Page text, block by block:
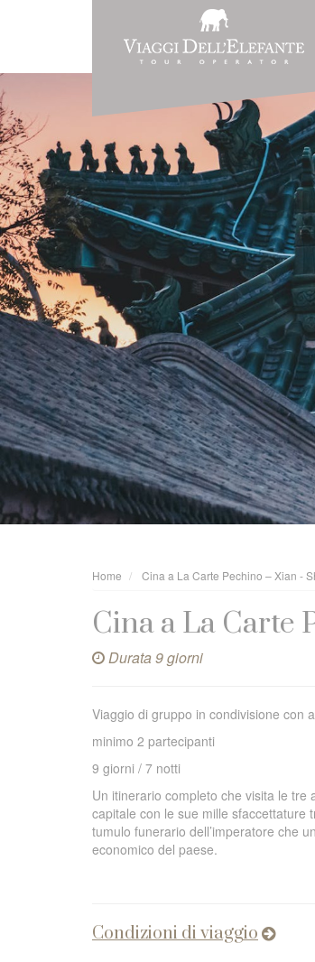
Home Cina a La Carte Pechino – Xian -
Cina a La Carte
Durata 9 giorni
Viaggio di gruppo in condivisione con
minimo 2 partecipanti
9 giorni / 7 notti
Un itinerario completo che visita le tre
capitale con le sue mille sfaccettature
tumulo funerario dell’imperatore che
economico del paese.
Condizioni di viaggio